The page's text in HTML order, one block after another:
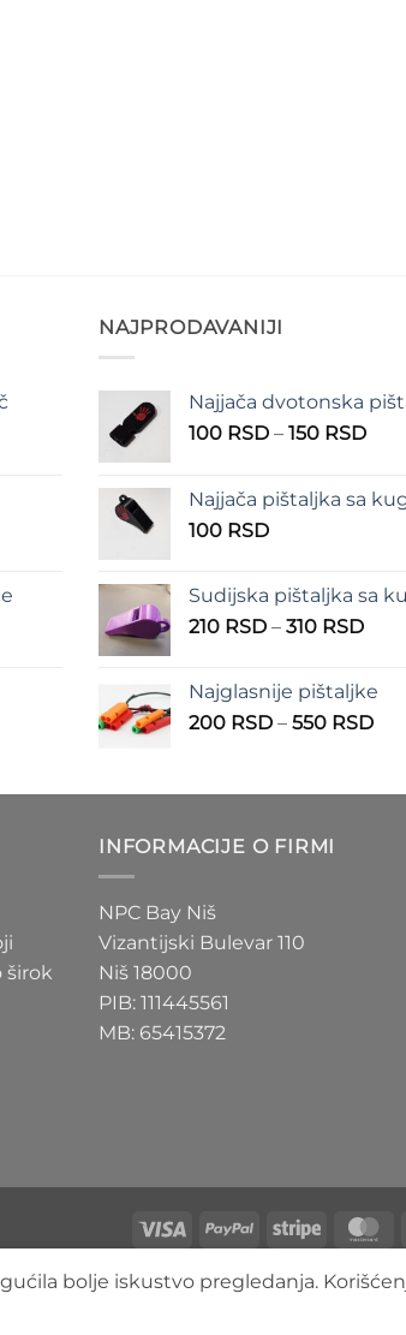
RSD
NAJPRODAVANIJI
Najjača dvotonska
100 RSD – 150 RSD
Najjača pištaljka sa
100 RSD
Sudijska pištaljka sa
210 RSD – 310 RSD
210
do
Najglasnije pištaljke
200 RSD – 550 RSD
širok
INFORMACIJE O FIRMI
NPC Bay Niš
Vizantijski Bulevar 110
Niš 18000
PIB: 111445561
MB: 65415372
Visa PayPal Stripe
O NAMA BLOG FAQ
bolje iskustvo pregledanja.